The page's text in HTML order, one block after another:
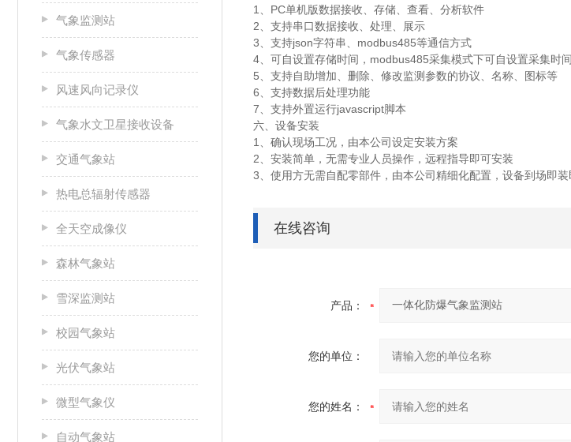
气象监测站
气象传感器
风速风向记录仪
气象水文卫星接收设备
交通气象站
热电总辐射传感器
全天空成像仪
森林气象站
雪深监测站
校园气象站
光伏气象站
微型气象仪
自动气象站
1、PC单机版数据接收、存储、查看、分析软件
2、支持串口数据接收、处理、展示
3、支持json字符串、modbus485等通信方式
4、可自设置存储时间，modbus485采集模式下可自设置采集时间
5、支持自助增加、删除、修改监测参数的协议、名称、图标等
6、支持数据后处理功能
7、支持外置运行javascript脚本
六、设备安装
1、确认现场工况，由本公司设定安装方案
2、安装简单，无需专业人员操作，远程指导即可安装
3、使用方无需自配零部件，由本公司精细化配置，设备到场即装
在线咨询
产品：
您的单位：
您的姓名：